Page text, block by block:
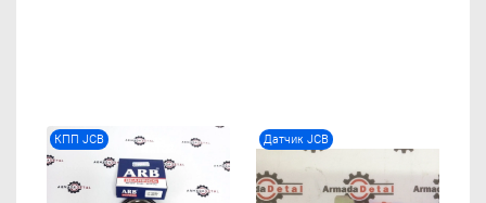
КПП JCB Датчик JCB